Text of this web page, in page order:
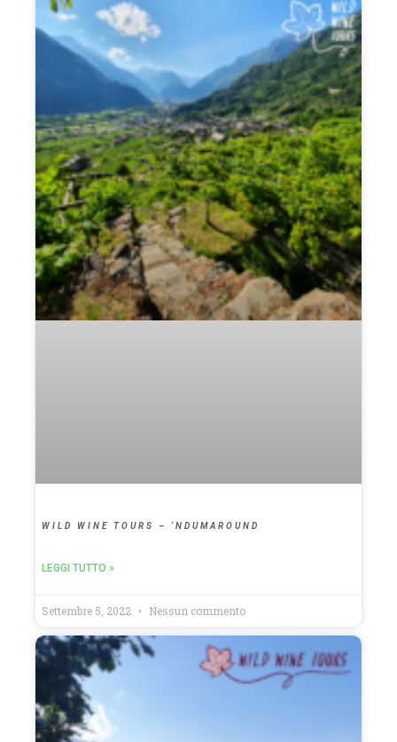
WILD WINE TOURS – ‘NDUMAROUND
LEGGI TUTTO »
Settembre 5, 2022 Nessun commento